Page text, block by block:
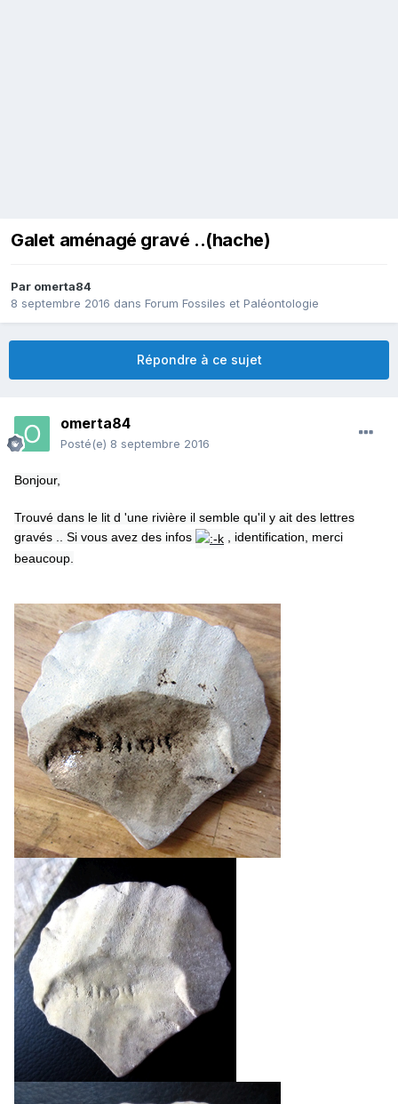
Galet aménagé gravé ..(hache)
Par omerta84
8 septembre 2016 dans Forum Fossiles et Paléontologie
Répondre à ce sujet
omerta84
Posté(e) 8 septembre 2016
Bonjour,
Trouvé dans le lit d 'une rivière il semble qu'il y ait des lettres
gravés .. Si vous avez des infos
, identification, merci
beaucoup.